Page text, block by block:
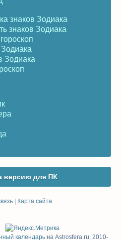
знаков Зодиака
знаков Зодиака
Зодиака
версию для ПК
Карта сайта
календарьна Astrosfera.ru, 2010-